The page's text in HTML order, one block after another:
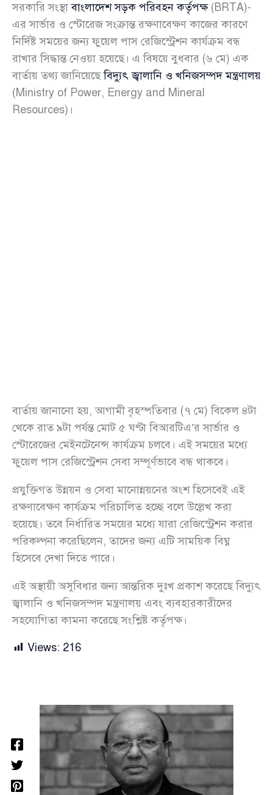
সরকারি সংস্থাবাংলাদেশ সড়ক পরিবহন কর্তৃপক্ষ(BRTA)-
এর সার্ভার ও স্টোরেজ সংক্রান্ত রক্ষণাবেক্ষণ কাজের কারণে
নির্দিষ্ট সময়ের জন্য ফুয়েল পাস রেজিস্ট্রেশন কার্যক্রম বন্ধ
রাখার সিদ্ধান্ত নেওয়া হয়েছে। এ বিষয়ে বুধবার (৬ মে) এক
বার্তায় তথ্য জানিয়েছেবিদ্যুৎ জ্বালানি ও খনিজসম্পদ মন্ত্রণালয়
(Ministry of Power, Energy and Mineral
Resources)।
বার্তায় জানানো হয়, আগামী বৃহস্পতিবার (৭ মে) বিকেল ৪টা
থেকে রাত ৯টা পর্যন্ত মোট ৫ ঘণ্টা বিআরটিএ’র সার্ভার ও
স্টোরেজের মেইনটেনেন্স কার্যক্রম চলবে। এই সময়ের মধ্যে
ফুয়েল পাস রেজিস্ট্রেশন সেবা সম্পূর্ণভাবে বন্ধ থাকবে।
প্রযুক্তিগত উন্নয়ন ও সেবা মানোন্নয়নের অংশ হিসেবেই এই
রক্ষণাবেক্ষণ কার্যক্রম পরিচালিত হচ্ছে বলে উল্লেখ করা
হয়েছে। তবে নির্ধারিত সময়ের মধ্যে যারা রেজিস্ট্রেশন করার
পরিকল্পনা করেছিলেন, তাদের জন্য এটি সাময়িক বিঘ্ন
হিসেবে দেখা দিতে পারে।
এই অস্থায়ী অসুবিধার জন্য আন্তরিক দুঃখ প্রকাশ করেছে বিদ্যুৎ
জ্বালানি ও খনিজসম্পদ মন্ত্রণালয় এবং ব্যবহারকারীদের
সহযোগিতা কামনা করেছে সংশ্লিষ্ট কর্তৃপক্ষ।
Views: 216